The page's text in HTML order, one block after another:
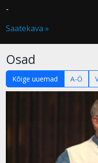
-
Saatekava »
Osad
Kõige uuemad A-Ö